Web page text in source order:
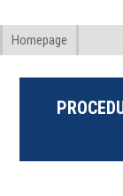
Homepage